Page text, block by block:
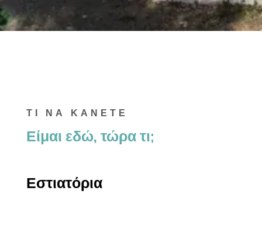
ΤΙ ΝΑ ΚΑΝΕΤΕ
Είμαι εδώ, τώρα τι;
Εστιατόρια